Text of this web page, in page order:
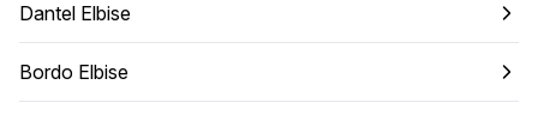
Dantel Elbise
Bordo Elbise